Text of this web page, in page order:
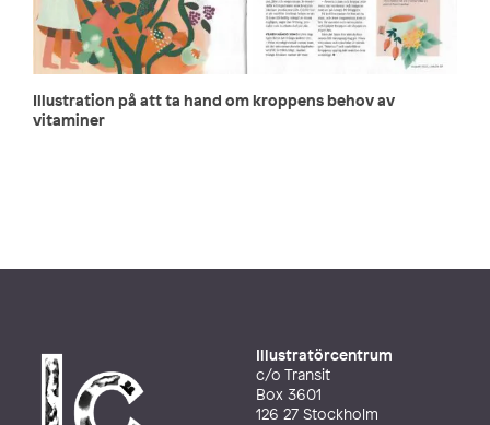
Illustration på att ta hand om kroppens behov av
vitaminer
Illustratörcentrum
c/o Transit
Box 3601
126 27 Stockholm